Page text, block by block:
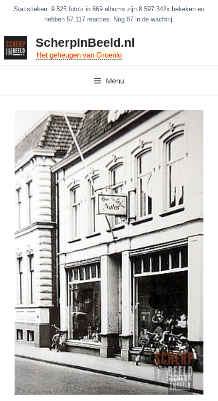
inhoud
Statistieken: 9.525 foto's in 669 albums zijn 8.597.342x bekeken en
hebben 57.117 reacties. Nog 87 in de wachtrij.
ScherpInBeeld.nl
Het geheugen van Groenlo
Menu